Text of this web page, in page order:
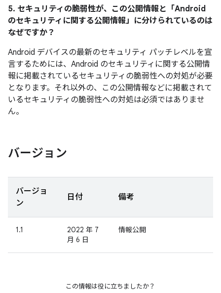
5. セキュリティの脆弱性が、この公開情報と「Android
のセキュリティに関する公開情報」に分けられているのは
なぜですか？
Android デバイスの最新のセキュリティ パッチレベルを宣
言するためには、Android のセキュリティに関する公開情
報に掲載されているセキュリティの脆弱性への対処が必要
となります。それ以外の、この公開情報などに掲載されて
いるセキュリティの脆弱性への対処は必須ではありませ
ん。
バージョン
バージョ
ン
日付 備考
1.1
2022 年 7
月 6 日
情報公開
この情報は役に立ちましたか？